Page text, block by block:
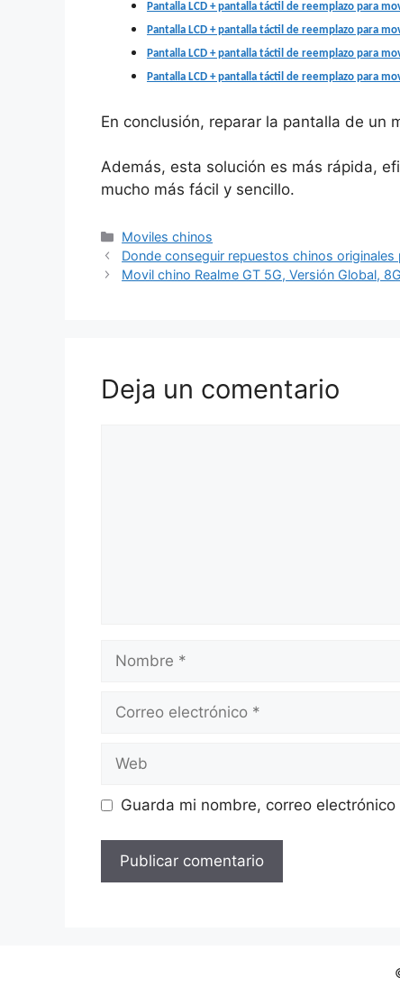
Pantalla LCD + pantalla táctil de reemplazo para
Pantalla LCD + pantalla táctil de reemplazo para
Pantalla LCD + pantalla táctil de reemplazo para
Pantalla LCD + pantalla táctil de reemplazo para
En conclusión, reparar la pantalla de un
Además, esta solución es más rápida,
mucho más fácil y sencillo.
Categorías
Moviles chinos
Donde conseguir repuestos chinos originales
Movil chino Realme GT 5G, Versión Global,
Deja un comentario
Nombre
Correo
Web
Guarda mi nombre, correo